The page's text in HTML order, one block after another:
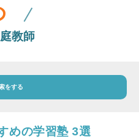
教師
をする
めの学習塾 3選